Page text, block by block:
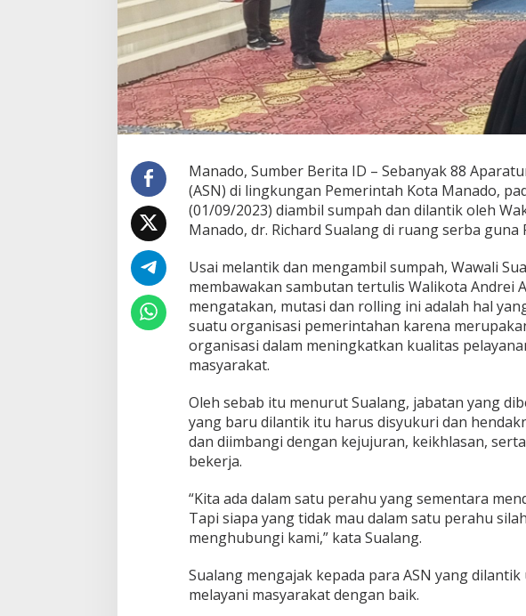
n
g
J
a
b
a
t
Manado, Sumber Berita ID – Sebanyak 88
(ASN) di lingkungan Pemerintah Kota Manado,
(01/09/2023) diambil sumpah dan dilantik oleh
Manado, dr. Richard Sualang di ruang serba guna
Usai melantik dan mengambil sumpah, Wawali
membawakan sambutan tertulis Walikota Andrei
mengatakan, mutasi dan rolling ini adalah hal
suatu organisasi pemerintahan karena
organisasi dalam meningkatkan kualitas
masyarakat.
Oleh sebab itu menurut Sualang, jabatan yang
yang baru dilantik itu harus disyukuri dan
dan diimbangi dengan kejujuran, keikhlasan,
bekerja.
“Kita ada dalam satu perahu yang sementara
Tapi siapa yang tidak mau dalam satu perahu
menghubungi kami,” kata Sualang.
Sualang mengajak kepada para ASN yang
melayani masyarakat dengan baik.